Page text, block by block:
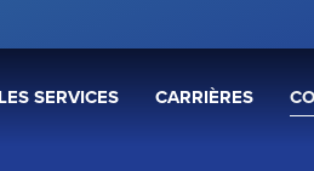
LES SERVICES CARRIÈRES